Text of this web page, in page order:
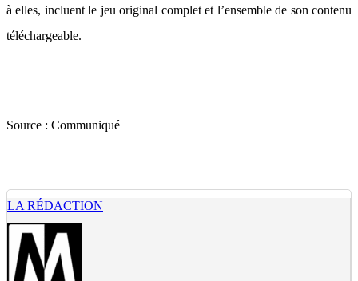
à elles, incluent le jeu original complet et l’ensemble de son contenu
téléchargeable.
Source : Communiqué
LA RÉDACTION